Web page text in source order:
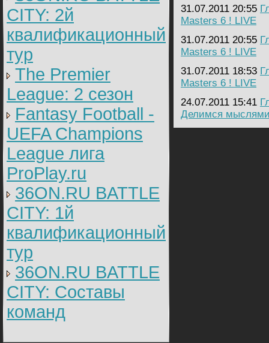
CITY: 2й
квалификационный
тур
The Premier
League: 2 cезон
Fantasy Football -
UEFA Champions
League лига
ProPlay.ru
36ON.RU BATTLE
CITY: 1й
квалификационный
тур
36ON.RU BATTLE
CITY: Составы
команд
31.07.2011 20:55
Masters 6 ! LIVE
31.07.2011 20:55
Masters 6 ! LIVE
31.07.2011 18:53
Masters 6 ! LIVE
24.07.2011 15:41
Делимся